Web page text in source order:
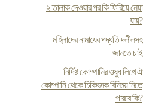
২ তালাক দেওয়ার পর কি ফিরিয়ে নেয়া
যায়?
মহিলাদের নামাযের পদ্ধতি দলীলসহ
জানতে চাই
নির্দিষ্ট কোম্পানির ওষুধ লিখে ঐ
কোম্পানি থেকে চিকিৎসক বিনিময় নিতে
পারবে কি?